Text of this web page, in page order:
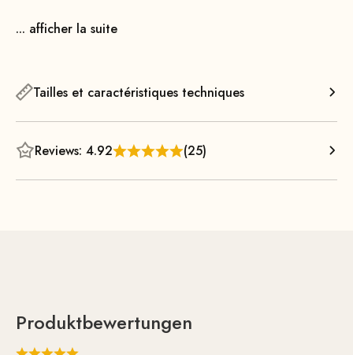
reste du siège.
coin lecture.
... afficher la suite
Tailles et caractéristiques techniques
Reviews: 4.92 (25)
Produktbewertungen